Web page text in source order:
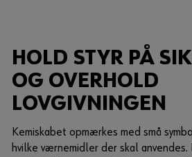
HOLD STYR PÅ
OG OVERHOLD
LOVGIVNINGEN
Kemiskabet opmærkes med små
hvilke værnemidler der skal